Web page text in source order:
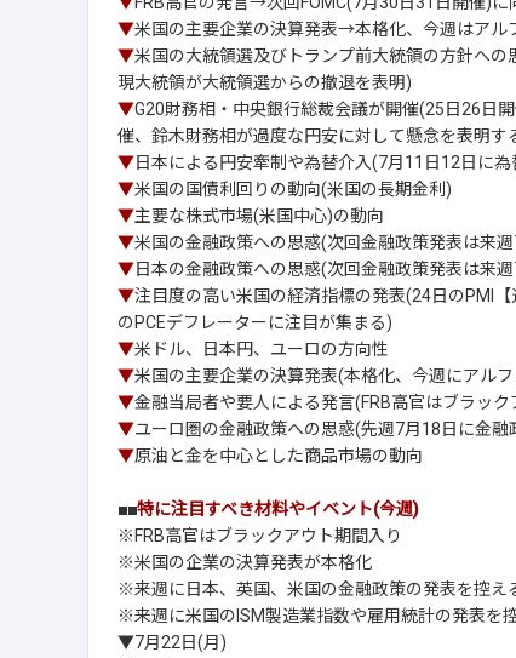
▼米国の主要企業の決算発表→本格化、今週はアル
▼米国の大統領選及びトランプ前大統領の方針へ
現大統領が大統領選からの撤退を表明)
▼G20財務相・中央銀行総裁会議が開催(25日26日
催、鈴木財務相が過度な円安に対して懸念を表明す
▼日本による円安牽制や為替介入(7月11日12日に
▼米国の国債利回りの動向(米国の長期金利)
▼主要な株式市場(米国中心)の動向
▼米国の金融政策への思惑(次回金融政策発表は来
▼日本の金融政策への思惑(次回金融政策発表は来
▼注目度の高い米国の経済指標の発表(24日のPMI
のPCEデフレーターに注目が集まる)
▼米ドル、日本円、ユーロの方向性
▼米国の主要企業の決算発表(本格化、今週にアル
▼金融当局者や要人による発言(FRB高官はブラック
▼ユーロ圏の金融政策への思惑(先週7月18日に金融
▼原油と金を中心とした商品市場の動向
■■特に注目すべき材料やイベント(今週)
※FRB高官はブラックアウト期間入り
※米国の企業の決算発表が本格化
※来週に日本、英国、米国の金融政策の発表を控え
※来週に米国のISM製造業指数や雇用統計の発表を
▼7月22日(月)